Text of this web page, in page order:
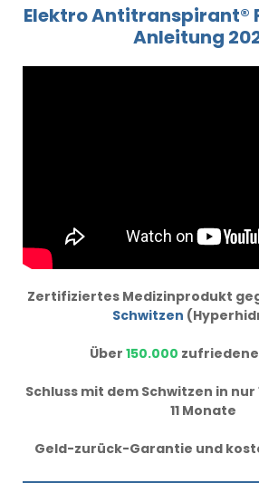
Elektro Antitranspirant®
Anleitung
Zertifiziertes Medizinprodukt
Schwitzen
Über 150.000
Schluss mit dem Schwitzen in nur
11 Monate
Geld-zurück-Garantie und